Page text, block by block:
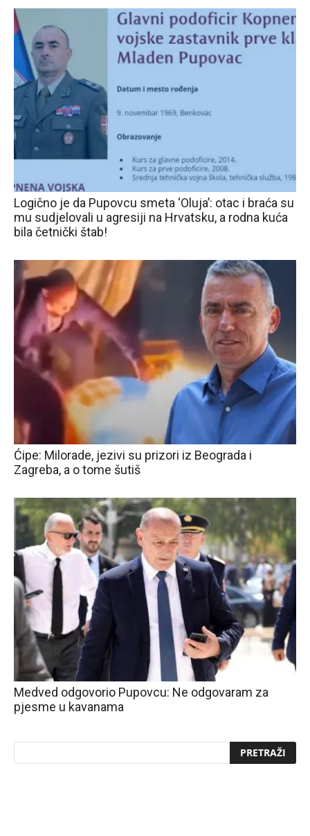
Logično je da Pupovcu smeta ‘Oluja’: otac i braća su
mu sudjelovali u agresiji na Hrvatsku, a rodna kuća
bila četnički štab!
Ćipe: Milorade, jezivi su prizori iz Beograda i
Zagreba, a o tome šutiš
Medved odgovorio Pupovcu: Ne odgovaram za
pjesme u kavanama